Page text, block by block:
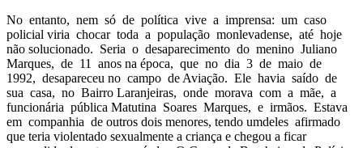
No entanto, nem só de política vive a imprensa: um caso
policial viria chocar toda a população monlevadense, até hoje
não solucionado. Seria o desaparecimento do menino Juliano
Marques, de 11 anos na época, que no dia 3 de maio de
1992, desapareceu no campo de Aviação. Ele havia saído de
sua casa, no Bairro Laranjeiras, onde morava com a mãe, a
funcionária pública Matutina Soares Marques, e irmãos. Estava
em companhia de outros dois menores, tendo umdeles afirmado
que teria violentado sexualmente a criança e chegou a ficar